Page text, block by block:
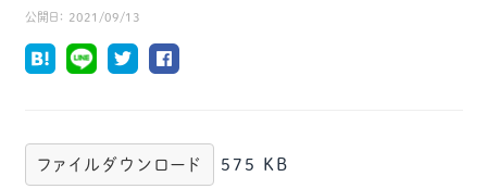
公開日： 2021/09/13
ファイルダウンロード 575 KB